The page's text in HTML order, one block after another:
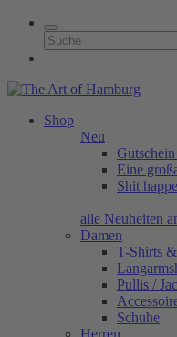
Shop
Neu
Eine
Shit
alle Neuheiten
Damen
T-Shirts
Pullis /
Schuhe
Herren